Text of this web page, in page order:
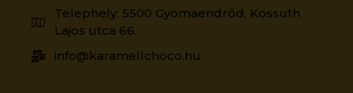
Telephely: 5500 Gyomaendrőd, Kossuth
Lajos utca 66.
info@karamellchoco.hu